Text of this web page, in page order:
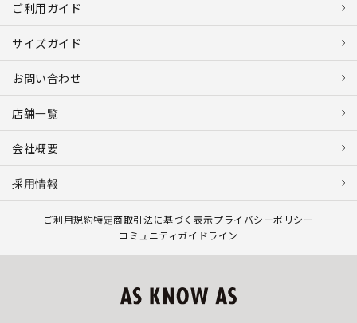
ご利用ガイド
サイズガイド
お問い合わせ
店舗一覧
会社概要
採用情報
ご利用規約特定商取引法に基づく表示プライバシーポリシー
コミュニティガイドライン